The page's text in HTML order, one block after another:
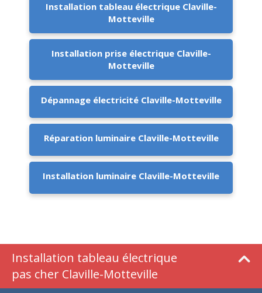
Installation tableau électrique Claville-
Motteville
Installation prise électrique Claville-
Motteville
Dépannage électricité Claville-Motteville
Réparation luminaire Claville-Motteville
Installation luminaire Claville-Motteville
Installation tableau électrique
pas cher Claville-Motteville